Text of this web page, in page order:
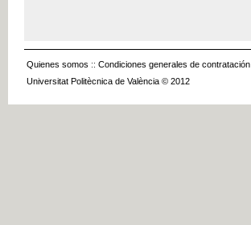
Quienes somos :: Condiciones generales de contratación
Universitat Politècnica de València © 2012